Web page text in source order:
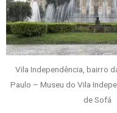
Vila Independência, bairro
Paulo – Museu do Vila
de Sofá